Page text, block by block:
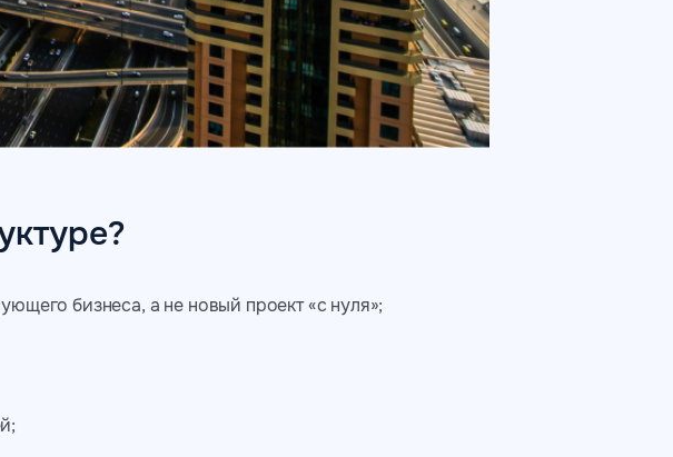
бизнеса, а не новый проект «с нуля»;